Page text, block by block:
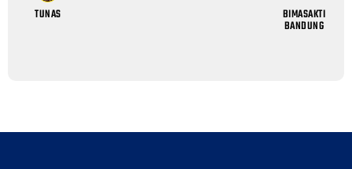
TUNAS BIMASAKTI
BANDUNG